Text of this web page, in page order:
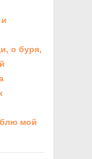
о буря,
мой